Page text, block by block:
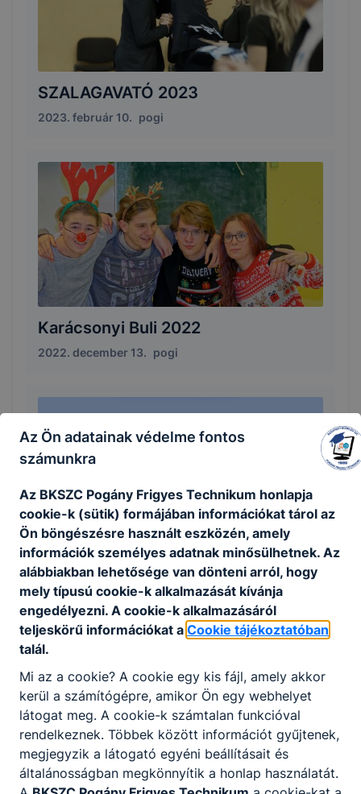
SZALAGAVATÓ 2023
2023. február 10. pogi
Karácsonyi Buli 2022
2022. december 13. pogi
Pogánysuli X Minecraft
2022. december 7. pogi
Az Ön adatainak védelme fontos
számunkra
Az BKSZC Pogány Frigyes Technikum honlapja
cookie-k (sütik) formájában információkat tárol az
Ön böngészésre használt eszközén, amely
információk személyes adatnak minősülhetnek. Az
alábbiakban lehetősége van dönteni arról, hogy
mely típusú cookie-k alkalmazását kívánja
engedélyezni. A cookie-k alkalmazásáról
teljeskörű információkat a Cookie tájékoztatóban
talál.
Mi az a cookie? A cookie egy kis fájl, amely akkor
kerül a számítógépre, amikor Ön egy webhelyet
látogat meg. A cookie-k számtalan funkcióval
rendelkeznek. Többek között információt gyűjtenek,
megjegyzik a látogató egyéni beállításait és
általánosságban megkönnyítik a honlap használatát.